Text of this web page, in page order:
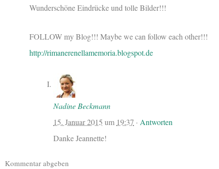
Wunderschöne Eindrücke und tolle Bilder!!!
FOLLOW my Blog!!! Maybe we can follow each other!!!
http://rimanerenellamemoria.blogspot.de
Nadine Beckmann
15. Januar 2015 um 19:37 · Antworten
Danke Jeannette!
Kommentar abgeben